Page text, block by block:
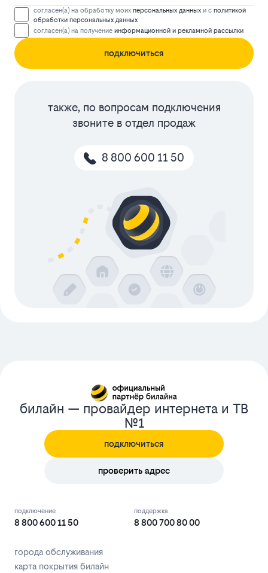
согласен(а) на обработку моих персональных данных и с политикой
обработки персональных данных
согласен(а) на получение информационной и рекламной рассылки
подключиться
также, по вопросам подключения
звоните в отдел продаж
8 800 600 11 50
билайн — провайдер интернета и ТВ
№1
подключиться
проверить адрес
подключение
8 800 600 11 50
поддержка
8 800 700 80 00
города обслуживания
карта покрытия билайн